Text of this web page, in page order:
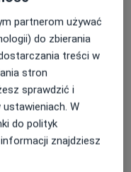
mięśni cz.2
rozluźnianie
rozluźniania
powięziowy
Mięsniowa
Ból barku
partnerom używać
do zbierania
treści w
stron
sprawdzić i
W
do polityk
znajdziesz